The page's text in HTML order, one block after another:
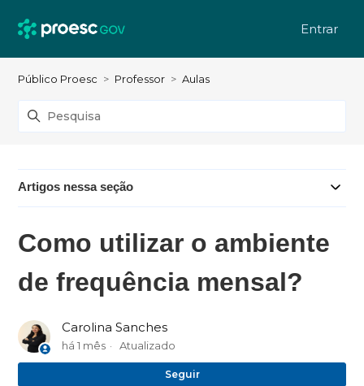
Entrar
Público Proesc Professor Aulas
Artigos nessa seção
Como utilizar o ambiente
de frequência mensal?
Carolina Sanches
há 1 mês Atualizado
Seguir